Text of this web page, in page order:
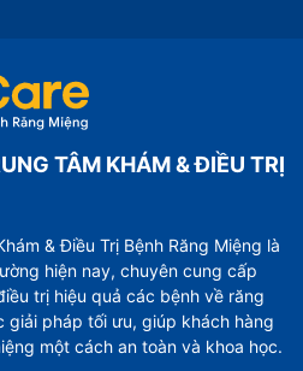
TÂM KHÁM & ĐIỀU TRỊ
& Điều Trị Bệnh Răng Miệng là
hiện nay, chuyên cung cấp
trị hiệu quả các bệnh về răng
giải pháp tối ưu, giúp khách hàng
một cách an toàn và khoa học.